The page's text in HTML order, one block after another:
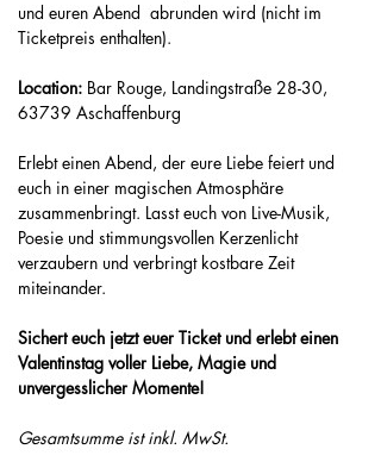
und euren Abend  abrunden wird (nicht im
Ticketpreis enthalten).
Location: Bar Rouge, Landingstraße 28-30,
63739 Aschaffenburg
Erlebt einen Abend, der eure Liebe feiert und
euch in einer magischen Atmosphäre
zusammenbringt. Lasst euch von Live-Musik,
Poesie und stimmungsvollen Kerzenlicht
verzaubern und verbringt kostbare Zeit
miteinander.
Sichert euch jetzt euer Ticket und erlebt einen
Valentinstag voller Liebe, Magie und
unvergesslicher Momente!
Gesamtsumme ist inkl. MwSt.